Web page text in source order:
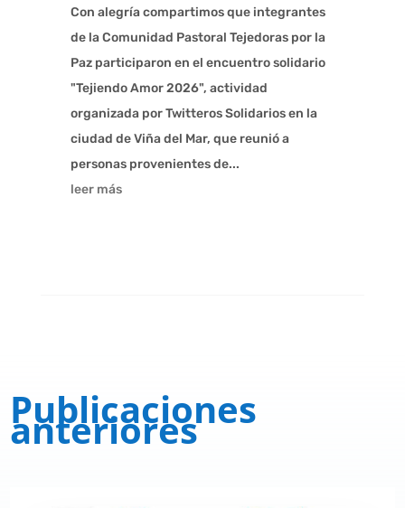
Con alegría compartimos que integrantes
de la Comunidad Pastoral Tejedoras por la
Paz participaron en el encuentro solidario
"Tejiendo Amor 2026", actividad
organizada por Twitteros Solidarios en la
ciudad de Viña del Mar, que reunió a
personas provenientes de...
leer más
Publicaciones
anteriores